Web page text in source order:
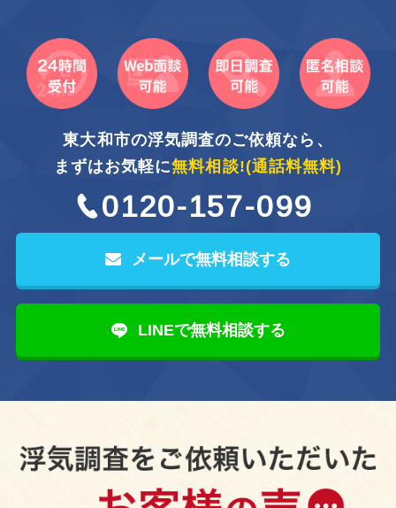
東大和市の浮気調査のご依頼なら、
まずはお気軽に無料相談!(通話料無料)
0120-157-099
メールで無料相談する
LINEで無料相談する